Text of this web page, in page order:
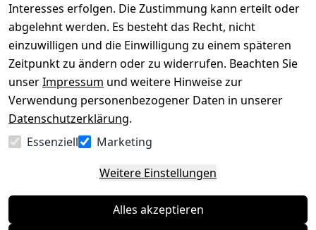
Interesses erfolgen. Die Zustimmung kann erteilt oder
abgelehnt werden. Es besteht das Recht, nicht
einzuwilligen und die Einwilligung zu einem späteren
Zeitpunkt zu ändern oder zu widerrufen. Beachten Sie
unserImpressum und weitere Hinweise zur
Verwendung personenbezogener Daten in unserer
Datenschutzerklärung.
Essenziell
Marketing
Weitere Einstellungen
Alles akzeptieren
Barrierefreihe
itserklärung
Widerrufsrec
ht
Pflege &
Kundendienst
Kiefermöbel
Hilfe
Vertrag
widerrufen